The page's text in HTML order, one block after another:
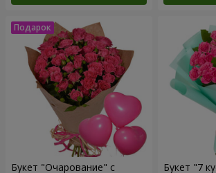
Букет "Очарование" с Букет "7